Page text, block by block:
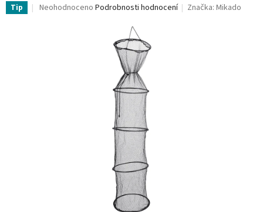
Tip
Průměrné
Neohodnoceno Podrobnosti hodnocení Značka:Mikado